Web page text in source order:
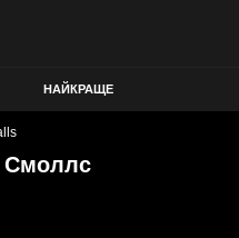
НАЙКРАЩЕ
Смоллс